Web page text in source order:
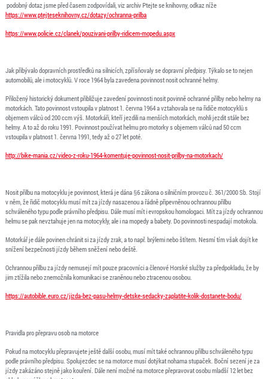
podobný dotaz jsme před časem zodpovídali, viz archiv Ptejte se knihovny, odkaz níže
https://www.ptejteseknihovny.cz/dotazy/ochranna-prilba
https://www.policie.cz/clanek/pouzivani-prilby-ridicem-mopedu.aspx
Jak přibývalo dopravních prostředků na silnicích, zpřísňovaly se dopravní předpisy. Týkalo se to nejen
automobilů, ale i motocyklů. V roce 1964 byla zavedena povinnost nosit ochranné helmy.
Přiložený historický dokument přibližuje zavedení povinnosti nosit povinně ochranné přilby nebo helmy na
motorkách. Tato povinnost vstoupila v platnost 1. června 1964 a vztahovala se na řidiče motocyklů s
objemem válců od 200 ccm výš. Motorkáři, kteří jezdili na menších motorkách, mohli jezdit stále bez
helmy. A to až do roku 1991. Povinnost používat helmu pro motorky s objemem válců nad 50 ccm
vstoupila v platnost 1. června 1991, tedy až o 27 let poté.
http://bike-mania.cz/video-z-roku-1964-komentuje-povinnost-nosit-prilby-na-motorkach/
Nosit přilbu na motocyklu je povinnost, která je dána §6 zákona o silničním provozu č. 361/2000 Sb. Stojí
v něm, že řidič motocyklu musí mít za jízdy nasazenou a řádně připevněnou ochrannou přilbu
schváleného typu podle právního předpisu. Dále musí mít i evropskou homologaci. Mít za jízdy ochrannou
helmu se pak nevztahuje jen na motocykly, ale i na mopedy a babety. Do povinnosti nespadají motokola.
Motorkář je dále povinen chránit si za jízdy zrak, a to např. brýlemi nebo štítem. Nesmí tím však dojít ke
snížení bezpečnosti jízdy během sněžení nebo deště.
Ochrannou přilbu za jízdy nemusejí mít pouze pracovníci a členové Horské služby za předpokladu, že by
jim ztížila nebo znemožnila komunikaci se zraněnou nebo ztracenou osobou.
https://autobible.euro.cz/jizda-bez-pasu-helmy-detske-sedacky-zaplatite-kolik-dostanete-bodu/
Pravidla pro přepravu osob na motorce
Pokud na motocyklu přepravujete ještě další osobu, musí mít také ochrannou přilbu schváleného typu
podle právního předpisu. Spolujezdec se na motorce musí dotýkat nohama stupaček. Boční sezení je za
jízdy zakázáno stejně jako kouření. Dále není možné na motorce přepravovat osobu mladší 12 let bez